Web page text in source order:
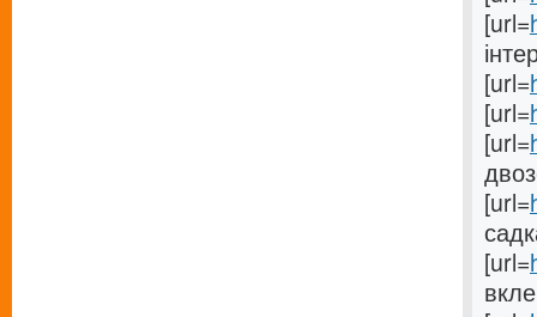
[url=
[url=
[url=
[url=
[url=
[url=